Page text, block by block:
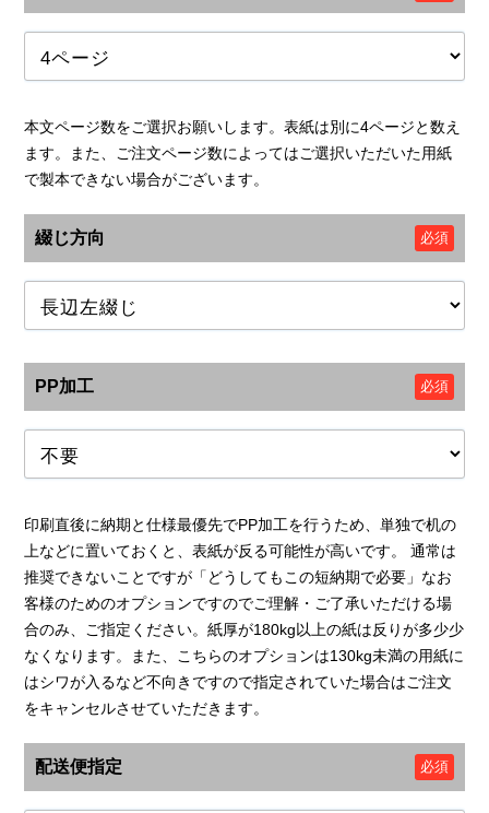
本文ページ数をご選択お願いします。表紙は別に4ページと数え
ます。また、ご注文ページ数によってはご選択いただいた用紙
で製本できない場合がございます。
綴じ方向 必須
PP加工 必須
印刷直後に納期と仕様最優先でPP加工を行うため、単独で机の
上などに置いておくと、表紙が反る可能性が高いです。 通常は
推奨できないことですが「どうしてもこの短納期で必要」なお
客様のためのオプションですのでご理解・ご了承いただける場
合のみ、ご指定ください。紙厚が180kg以上の紙は反りが多少少
なくなります。また、こちらのオプションは130kg未満の用紙に
はシワが入るなど不向きですので指定されていた場合はご注文
をキャンセルさせていただきます。
配送便指定 必須